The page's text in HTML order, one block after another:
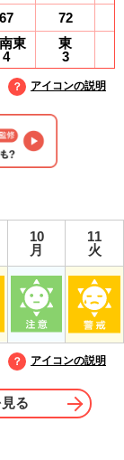
67
東
4
72
東
3
アイコンの説明
10
月
11
火
アイコンの説明
る